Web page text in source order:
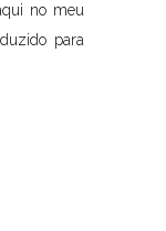
no meu
para